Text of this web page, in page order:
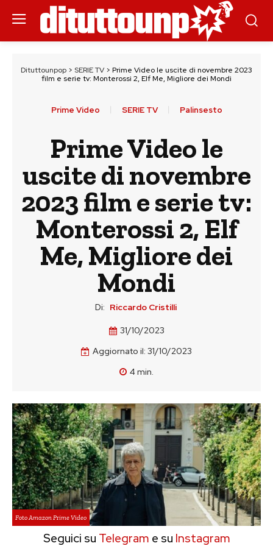
Dituttounpop > SERIE TV > Prime Video le uscite di novembre 2023
film e serie tv: Monterossi 2, Elf Me, Migliore dei Mondi
Prime Video SERIE TV Palinsesto
Prime Video le
uscite di novembre
2023 film e serie tv:
Monterossi 2, Elf
Me, Migliore dei
Mondi
Di: Riccardo Cristilli
31/10/2023
Aggiornato il: 31/10/2023
4min.
Foto Amazon Prime Video
Seguici su Telegram e su Instagram